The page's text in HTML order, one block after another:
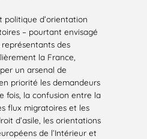
politique d’orientation
– pourtant envisagé
des
la France,
un arsenal de
priorité les demandeurs
fois, la confusion entre la
flux migratoires et les
d’asile, les orientations
de l’Intérieur et